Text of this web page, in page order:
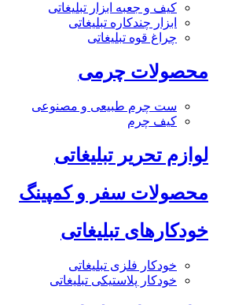
کیف و جعبه ابزار تبلیغاتی
ابزار چندکاره تبلیغاتی
چراغ قوه تبلیغاتی
محصولات چرمی
ست چرم طبیعی و مصنوعی
کیف چرم
لوازم تحریر تبلیغاتی
محصولات سفر و کمپینگ
خودکارهای تبلیغاتی
خودکار فلزی تبلیغاتی
خودکار پلاستیکی تبلیغاتی